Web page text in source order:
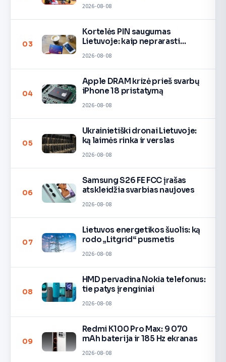
2026-08-08
03
Kortelės PIN saugumas
Lietuvoje: kaip neprarasti
2026-08-08
04
Apple DRAM krizė prieš svarbų
iPhone 18 pristatymą
2026-08-08
05
Ukrainietiški dronai Lietuvoje:
ką laimės rinka ir verslas
2026-08-08
06
Samsung S26 FE FCC įrašas
atskleidžia svarbias naujoves
2026-08-08
07
Lietuvos energetikos šuolis: ką
rodo „Litgrid“ pusmetis
2026-08-08
08
HMD pervadina Nokia telefonus:
tie patys įrenginiai
2026-08-08
09
Redmi K100 Pro Max: 9 070
mAh baterija ir 185 Hz ekranas
2026-08-08